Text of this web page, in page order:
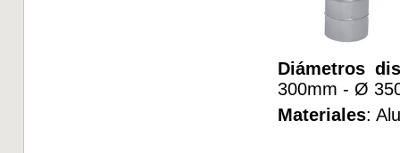
Diámetros
300mm - Ø
Materiales: